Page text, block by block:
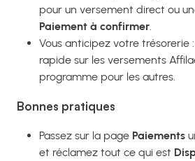
pour un versement direct ou
Paiement à confirmer
Vous anticipez votre trésorerie
rapide sur les versements
programme pour les autres.
Bonnes pratiques
Passez sur la page Paiements
et réclamez tout ce qui est